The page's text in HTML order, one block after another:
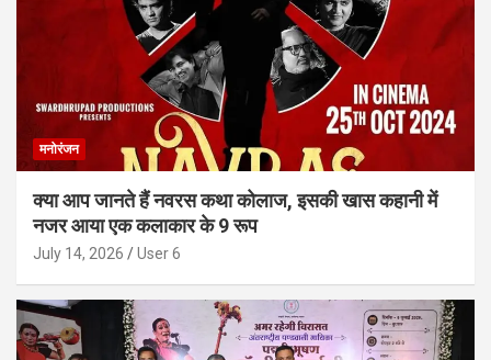
मनोरंजन
क्या आप जानते हैं नवरस कथा कोलाज, इसकी खास कहानी में
नजर आया एक कलाकार के 9 रूप
July 14, 2026 User 6